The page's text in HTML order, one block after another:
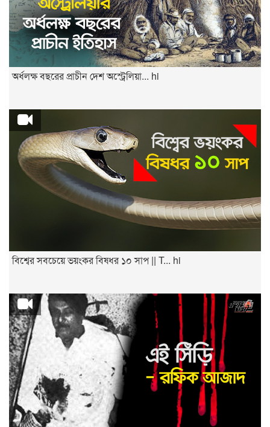
অর্ধলক্ষ বছরের প্রাচীন দেশ অস্ট্রেলিয়া... hi
বিশ্বের সবচেয়ে ভয়ংকর বিষধর ১০ সাপ || T... hi